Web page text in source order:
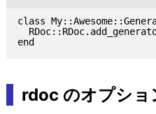
class
rdoc のオプショ